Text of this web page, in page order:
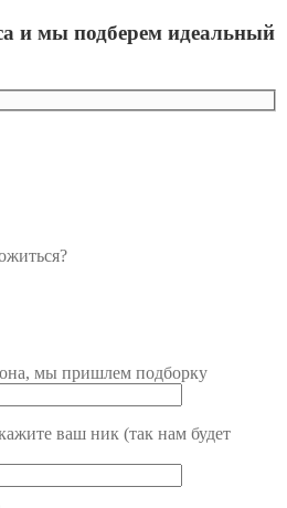
и мы подберем идеальный
мы пришлем подборку
ваш ник (так нам будет